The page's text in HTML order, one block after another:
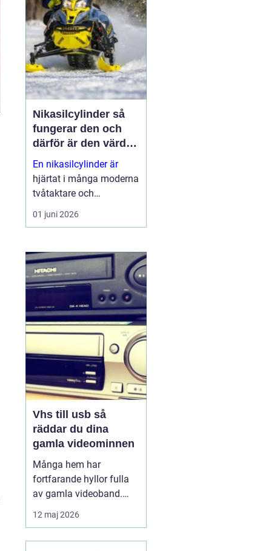
klassiska trähusen och
den stilla bymiljön
skapar en inramnin...
Nikasilcylinder så
fungerar den och
därför är den värd
att rädda
En nikasilcylinder är
hjärtat i många moderna
tvåtaktare och
högpresterande
fyrtaktsmotorer. När
förlorar motorn både
kraft och livslängd.
Samtidigt går många
cylindrar att rädda till en
b...
01 juni 2026
Vhs till usb så
räddar du dina
gamla videominnen
Många hem har
fortfarande hyllor fulla
av gamla videoband.
Familjefester, barns
första steg, resor och
12 maj 2026